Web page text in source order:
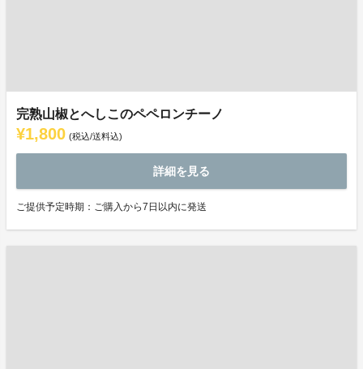
完熟山椒とへしこのペペロンチーノ
¥1,800 (税込/送料込)
詳細を見る
ご提供予定時期：ご購入から7日以内に発送